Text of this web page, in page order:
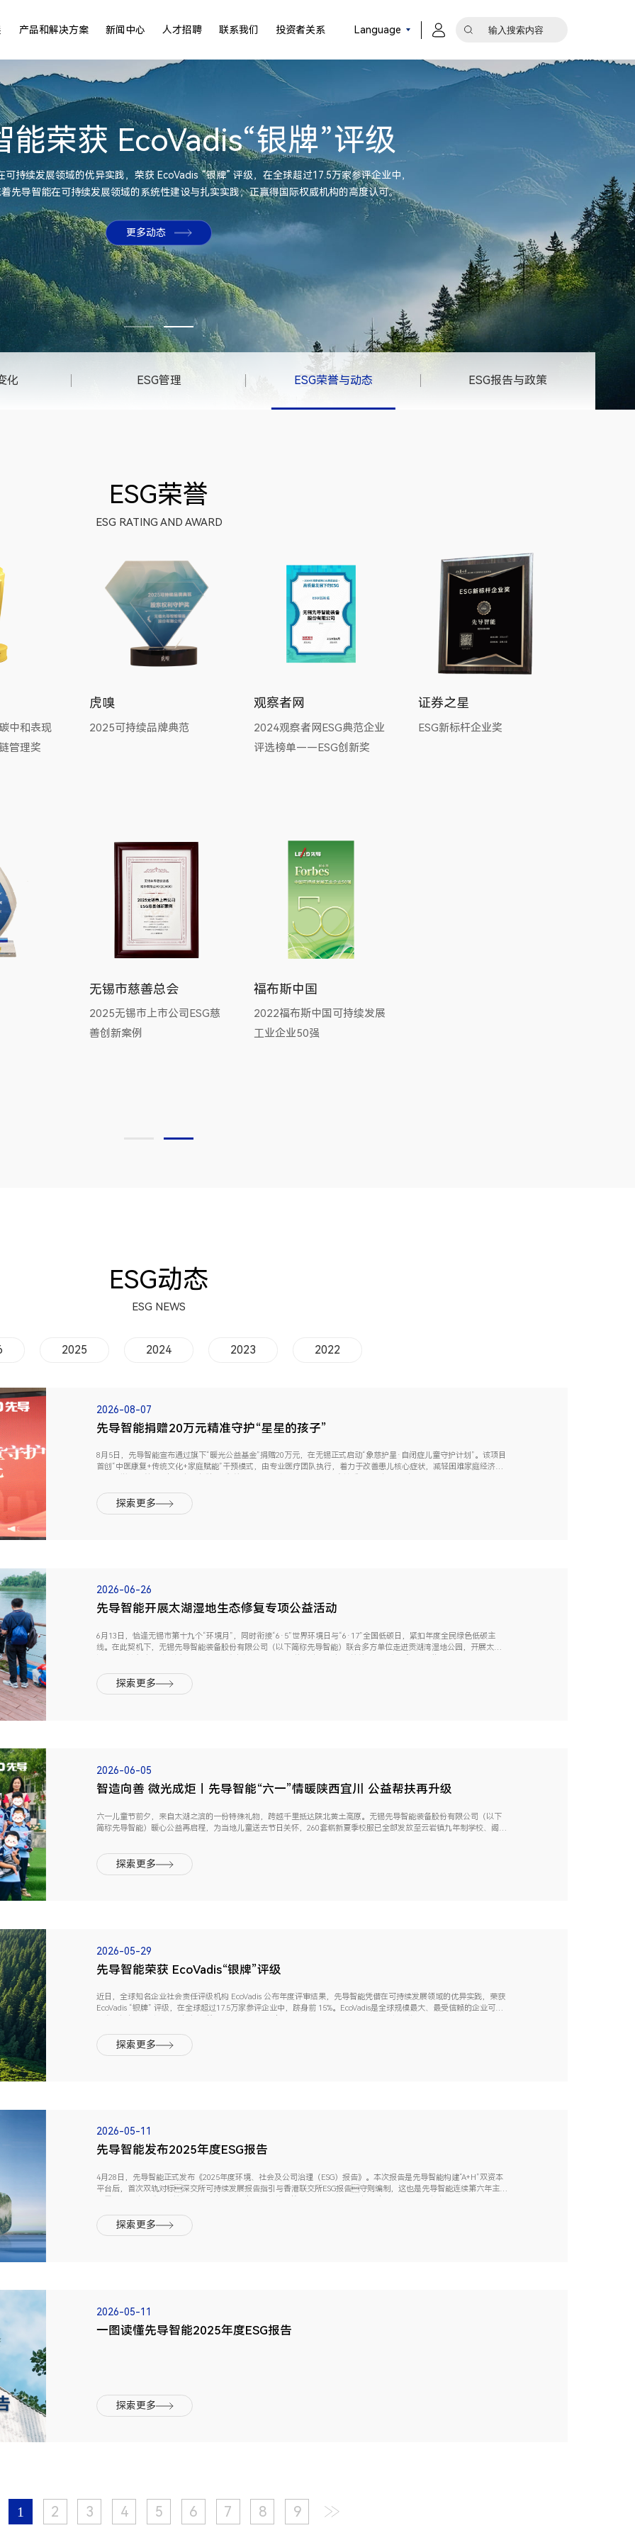
产品和解决方案 新闻中心 人才招聘 联系我们 投资者关系 Language
能荣获 EcoVadis“银牌”评级
可持续发展领域的优异实践，荣获 EcoVadis “银牌” 评级，在全球超过17.5万家参评企业中，
先导智能在可持续发展领域的系统性建设与扎实实践，正赢得国际权威机构的高度认可。
更多动态
化 ESG管理 ESG荣誉与动态 ESG报告与政策
ESG荣誉
ESG RATING AND AWARD
中和表现
管理奖
虎嗅
2025可持续品牌典范
观察者网
2024观察者网ESG典范企业
评选榜单——ESG创新奖
证券之星
ESG新标杆企业奖
无锡市慈善总会
2025无锡市上市公司ESG慈
善创新案例
福布斯中国
2022福布斯中国可持续发展
工业企业50强
ESG动态
ESG NEWS
2025 2024 2023 2022
2026-08-07
先导智能捐赠20万元精准守护“星星的孩子”
8月5日，先导智能宣布通过旗下“暖光公益基金”捐赠20万元，在无锡正式启动“象慈护星·自闭症儿童守护计划”。该项目
首创“中医康复+传统文化+家庭赋能”干预模式，由专业医疗团队执行，着力于改善患儿核心症状，减轻困难家庭经济负
探索更多
2026-06-26
先导智能开展太湖湿地生态修复专项公益活动
6月13日，恰逢无锡市第十九个“环境月”，同时衔接“6·5”世界环境日与“6·17”全国低碳日，紧扣年度全民绿色低碳主
线。在此契机下，无锡先导智能装备股份有限公司（以下简称先导智能）联合多方单位走进贡湖湾湿地公园，开展太湖
探索更多
2026-06-05
智造向善 微光成炬｜先导智能“六一”情暖陕西宜川 公益帮扶再升级
六一儿童节前夕，来自太湖之滨的一份特殊礼物，跨越千里抵达陕北黄土高原。无锡先导智能装备股份有限公司（以下
简称先导智能）暖心公益再启程，为当地儿童送去节日关怀，260套崭新夏季校服已全部发放至云岩镇九年制学校、阁楼
探索更多
2026-05-29
先导智能荣获 EcoVadis“银牌”评级
近日，全球知名企业社会责任评级机构 EcoVadis 公布年度评审结果，先导智能凭借在可持续发展领域的优异实践，荣获
EcoVadis “银牌” 评级，在全球超过17.5万家参评企业中，跻身前 15%。EcoVadis是全球规模最大、最受信赖的企业可持
探索更多
2026-05-11
先导智能发布2025年度ESG报告
4月28日，先导智能正式发布《2025年度环境、社会及公司治理（ESG）报告》。本次报告是先导智能构建“A+H”双资本
平台后，首次双轨对标深交所可持续发展报告指引与香港联交所ESG报告守则编制，这也是先导智能连续第六年主动
探索更多
2026-05-11
一图读懂先导智能2025年度ESG报告
探索更多
1 2 3 4 5 6 7 8 9